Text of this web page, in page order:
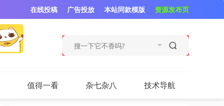
资源发布页
本站同款模版
广告投放
在线投稿
值得一看 杂七杂八 技术导航